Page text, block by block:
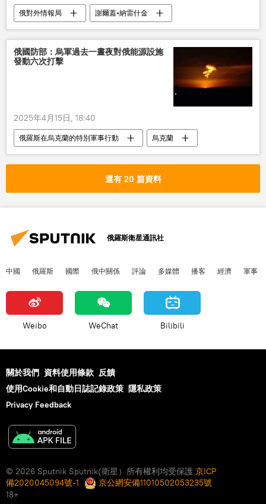
俄對外情報局
謝爾蓋•納雷什金
北約
侵略 損失
俄國防部：烏軍過去一晝夜對俄能源設施
發動六次打擊
2025年4月15日, 18:40
俄羅斯在烏克蘭的特別軍事行動
烏克蘭
俄羅斯
軍事
還有 20 篇資料
俄羅斯衛星通訊社
中國 俄羅斯 國際 俄中關係 評論 多媒體 播客 經濟 軍事
Weibo WeChat Bilibili
關於我們 資料使用條款 反饋
使用Cookie和自動日誌記錄政策 隱私政策
Privacy Feedback
© 2026 Sputnik Sputnik(衛星）所有權利均受保護 京ICP
備2020045094號-1
京公網安備11010502053235號
18+